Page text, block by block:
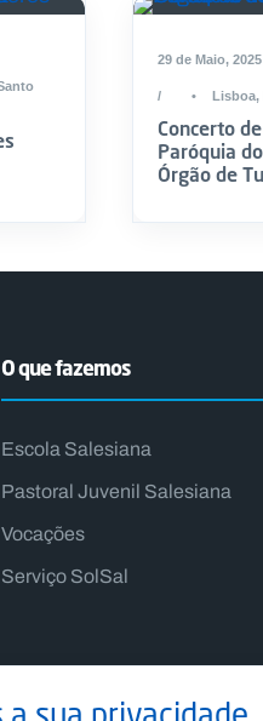
29 de Maio, 2025
• Lisboa,
Concerto
Paróquia
Órgão de
O que fazemos
Escola Salesiana
Pastoral Juvenil Salesiana
Vocações
Serviço SolSal